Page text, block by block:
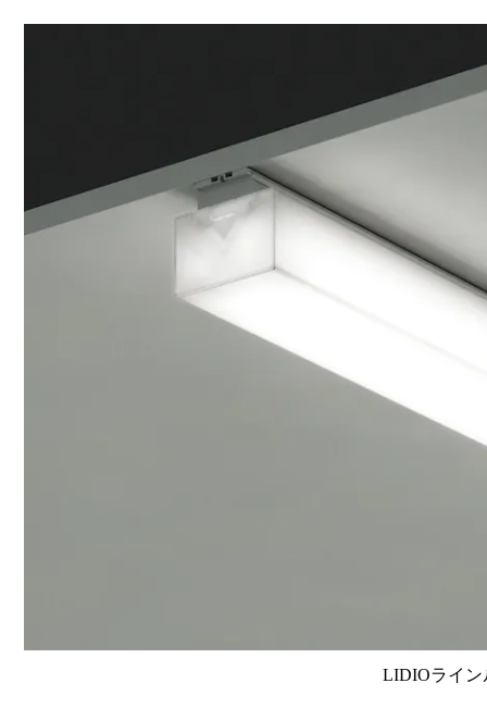
LIDIOライン